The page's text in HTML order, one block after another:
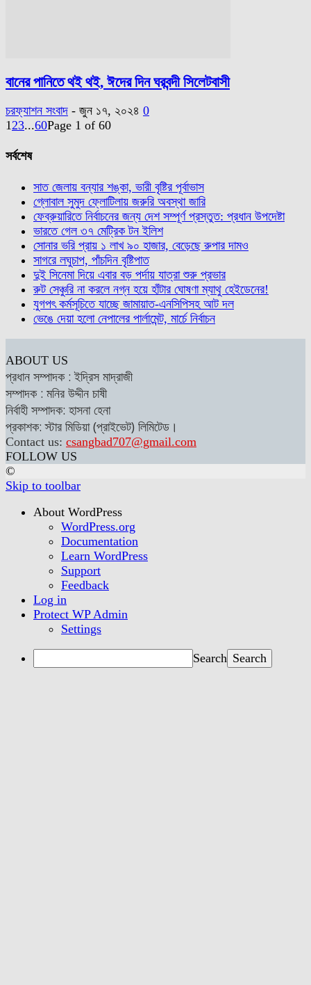
বানের পানিতে থই থই, ঈদের দিন ঘরবন্দী সিলেটবাসী
চরফ্যাশন সংবাদ - জুন ১৭, ২০২৪ 0
123...60Page 1 of 60
সর্বশেষ
সাত জেলায় বন্যার শঙ্কা, ভারী বৃষ্টির পূর্বাভাস
গ্লোবাল সুমুদ ফ্লোটিলায় জরুরি অবস্থা জারি
ফেব্রুয়ারিতে নির্বাচনের জন্য দেশ সম্পূর্ণ প্রস্তুত: প্রধান উপদেষ্টা
ভারতে গেল ৩৭ মেট্রিক টন ইলিশ
সোনার ভরি প্রায় ১ লাখ ৯০ হাজার, বেড়েছে রুপার দামও
সাগরে লঘুচাপ, পাঁচদিন বৃষ্টিপাত
দুই সিনেমা দিয়ে এবার বড় পর্দায় যাত্রা শুরু প্রভার
রুট সেঞ্চুরি না করলে নগ্ন হয়ে হাঁটার ঘোষণা ম্যাথু হেইডেনের!
যুগপৎ কর্মসূচিতে যাচ্ছে জামায়াত-এনসিপিসহ আট দল
ভেঙে দেয়া হলো নেপালের পার্লামেন্ট, মার্চে নির্বাচন
ABOUT US
প্রধান সম্পাদক : ইদ্রিস মাদ্রাজী
সম্পাদক : মনির উদ্দীন চাষী
নির্বাহী সম্পাদক: হাসনা হেনা
প্রকাশক: স্টার মিডিয়া (প্রাইভেট) লিমিটেড।
Contact us: csangbad707@gmail.com
FOLLOW US
©
Skip to toolbar
About WordPress
WordPress.org
Documentation
Learn WordPress
Support
Feedback
Log in
Protect WP Admin
Settings
Search